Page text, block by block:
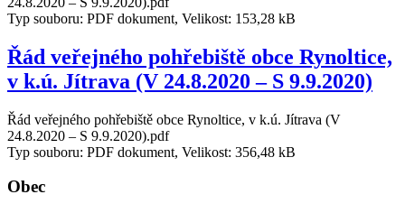
Typ souboru: PDF dokument, Velikost: 153,28 kB
Řád veřejného pohřebiště obce Rynoltice,
v k.ú. Jítrava (V 24.8.2020 – S 9.9.2020)
Řád veřejného pohřebiště obce Rynoltice, v k.ú. Jítrava (V
24.8.2020 – S 9.9.2020).pdf
Typ souboru: PDF dokument, Velikost: 356,48 kB
Obec